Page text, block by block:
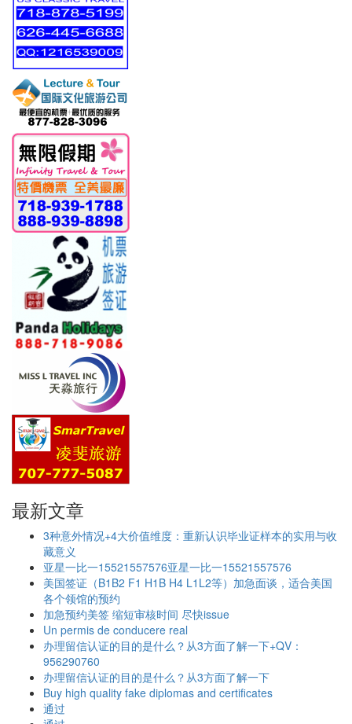
最新文章
3种意外情况+4大价值维度：重新认识毕业证样本的实用与收
藏意义
亚星一比一15521557576亚星一比一15521557576
美国签证（B1B2 F1 H1B H4 L1L2等）加急面谈，适合美国
各个领馆的预约
加急预约美签 缩短审核时间 尽快issue
Un permis de conducere real
办理留信认证的目的是什么？从3方面了解一下+QV：
956290760
办理留信认证的目的是什么？从3方面了解一下
Buy high quality fake diplomas and certificates
通过